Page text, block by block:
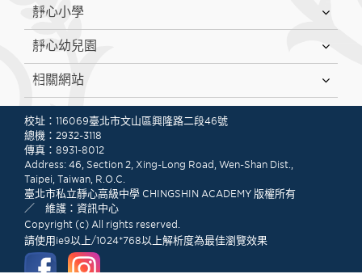
靜心小學
靜心幼兒園
相關網站
校址：116069臺北市文山區興隆路二段46號
總機：2932-3118
傳真：8931-8012
Address: 46, Section 2, Xing-Long Road, Wen-Shan Dist.,
Taipei, Taiwan, R.O.C.
臺北市私立靜心高級中學 CHINGSHIN ACADEMY 版權所有
／ 維護：資訊中心
Copyright (c) All rights reserved.
請使用ie9以上/1024*768以上解析度為最佳瀏覽效果